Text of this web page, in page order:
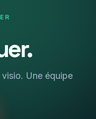
Une équipe